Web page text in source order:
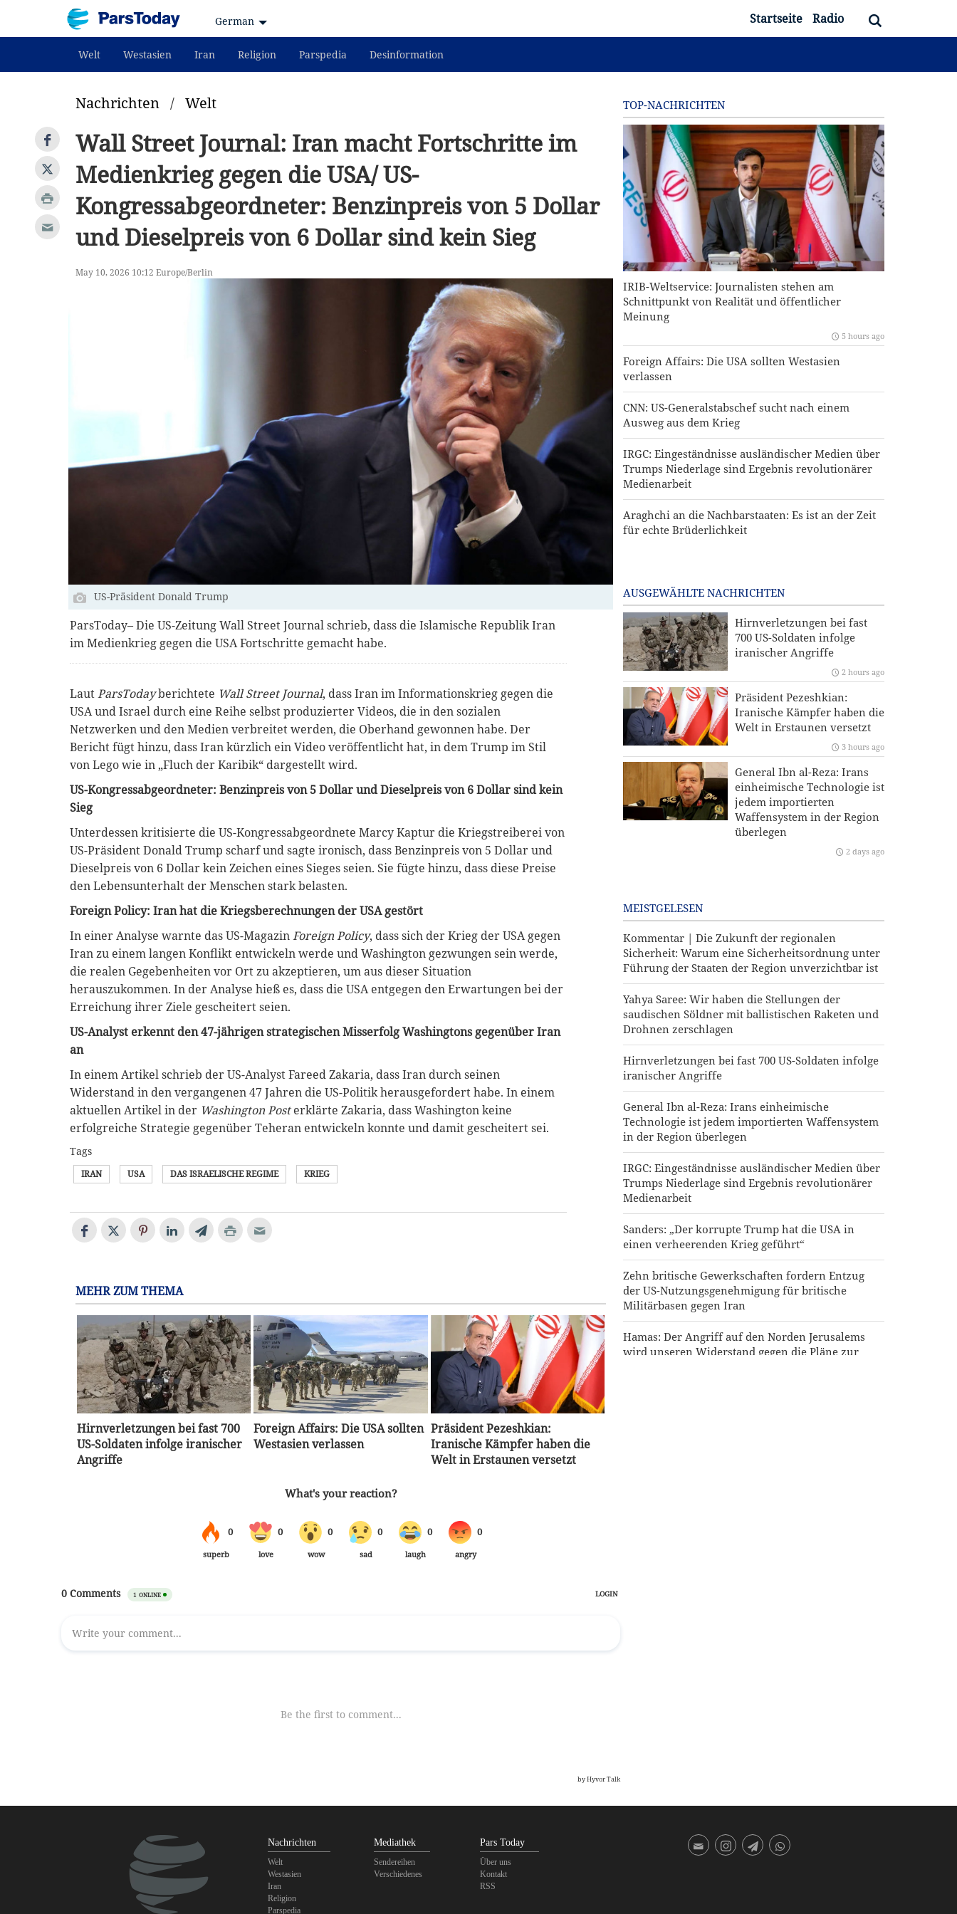
German Startseite Radio
Welt Westasien Iran Religion Parspedia Desinformation
Nachrichten / Welt
Wall Street Journal: Iran macht Fortschritte im
Medienkrieg gegen die USA/ US-
Kongressabgeordneter: Benzinpreis von 5 Dollar
und Dieselpreis von 6 Dollar sind kein Sieg
May 10, 2026 10:12 Europe/Berlin
US-Präsident Donald Trump
ParsToday– Die US-Zeitung Wall Street Journal schrieb, dass die Islamische Republik Iran
im Medienkrieg gegen die USA Fortschritte gemacht habe.
LautParsTodayberichtete Wall Street Journal, dass Iran im Informationskrieg gegen die
USA und Israel durch eine Reihe selbst produzierter Videos, die in den sozialen
Netzwerken und den Medien verbreitet werden, die Oberhand gewonnen habe. Der
Bericht fügt hinzu, dass Iran kürzlich ein Video veröffentlicht hat, in dem Trump im Stil
von Lego wie in „Fluch der Karibik“ dargestellt wird.
US-Kongressabgeordneter: Benzinpreis von 5 Dollar und Dieselpreis von 6 Dollar sind kein
Sieg
Unterdessen kritisierte die US-Kongressabgeordnete Marcy Kaptur die Kriegstreiberei von
US-Präsident Donald Trump scharf und sagte ironisch, dass Benzinpreis von 5 Dollar und
Dieselpreis von 6 Dollar kein Zeichen eines Sieges seien. Sie fügte hinzu, dass diese Preise
den Lebensunterhalt der Menschen stark belasten.
Foreign Policy: Iran hat die Kriegsberechnungen der USA gestört
In einer Analyse warnte das US-MagazinForeign Policy, dass sich der Krieg der USA gegen
Iran zu einem langen Konflikt entwickeln werde und Washington gezwungen sein werde,
die realen Gegebenheiten vor Ort zu akzeptieren, um aus dieser Situation
herauszukommen. In der Analyse hieß es, dass die USA entgegen den Erwartungen bei der
Erreichung ihrer Ziele gescheitert seien.
US-Analyst erkennt den 47-jährigen strategischen Misserfolg Washingtons gegenüber Iran
an
In einem Artikel schrieb der US-Analyst Fareed Zakaria, dass Iran durch seinen
Widerstand in den vergangenen 47 Jahren die US-Politik herausgefordert habe. In einem
aktuellen Artikel in der Washington Posterklärte Zakaria, dass Washington keine
erfolgreiche Strategie gegenüber Teheran entwickeln konnte und damit gescheitert sei.
Tags
IRAN USA DAS ISRAELISCHE REGIME KRIEG
MEHR ZUM THEMA
Hirnverletzungen bei fast 700
US-Soldaten infolge iranischer
Angriffe
Foreign Affairs: Die USA sollten
Westasien verlassen
Präsident Pezeshkian:
Iranische Kämpfer haben die
Welt in Erstaunen versetzt
TOP-NACHRICHTEN
IRIB-Weltservice: Journalisten stehen am
Schnittpunkt von Realität und öffentlicher
Meinung
5 hours ago
Foreign Affairs: Die USA sollten Westasien
verlassen
CNN: US-Generalstabschef sucht nach einem
Ausweg aus dem Krieg
IRGC: Eingeständnisse ausländischer Medien über
Trumps Niederlage sind Ergebnis revolutionärer
Medienarbeit
Araghchi an die Nachbarstaaten: Es ist an der Zeit
für echte Brüderlichkeit
AUSGEWÄHLTE NACHRICHTEN
Hirnverletzungen bei fast
700 US-Soldaten infolge
iranischer Angriffe
2 hours ago
Präsident Pezeshkian:
Iranische Kämpfer haben die
Welt in Erstaunen versetzt
3 hours ago
General Ibn al-Reza: Irans
einheimische Technologie ist
jedem importierten
Waffensystem in der Region
überlegen
2 days ago
MEISTGELESEN
Kommentar | Die Zukunft der regionalen
Sicherheit: Warum eine Sicherheitsordnung unter
Führung der Staaten der Region unverzichtbar ist
Yahya Saree: Wir haben die Stellungen der
saudischen Söldner mit ballistischen Raketen und
Drohnen zerschlagen
Hirnverletzungen bei fast 700 US-Soldaten infolge
iranischer Angriffe
General Ibn al-Reza: Irans einheimische
Technologie ist jedem importierten Waffensystem
in der Region überlegen
IRGC: Eingeständnisse ausländischer Medien über
Trumps Niederlage sind Ergebnis revolutionärer
Medienarbeit
Sanders: „Der korrupte Trump hat die USA in
einen verheerenden Krieg geführt“
Zehn britische Gewerkschaften fordern Entzug
der US-Nutzungsgenehmigung für britische
Militärbasen gegen Iran
Hamas: Der Angriff auf den Norden Jerusalems
wird unseren Widerstand gegen die Pläne zur
Nachrichten
Welt
Westasien
Iran
Religion
Parspedia
Mediathek
Sendereihen
Verschiedenes
Pars Today
Über uns
Kontakt
RSS